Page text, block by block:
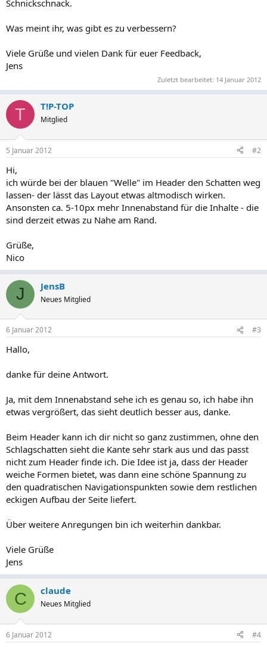
Schnickschnack.
Was meint ihr, was gibt es zu verbessern?
Viele Grüße und vielen Dank für euer Feedback,
Jens
Zuletzt bearbeitet: 14 Januar 2012
T T!P-TOP
Mitglied
5 Januar 2012 #2
Hi,
ich würde bei der blauen "Welle" im Header den Schatten weg
lassen- der lässt das Layout etwas altmodisch wirken.
Ansonsten ca. 5-10px mehr Innenabstand für die Inhalte - die
sind derzeit etwas zu Nahe am Rand.
Grüße,
Nico
J JensB
Neues Mitglied
6 Januar 2012 #3
Hallo,
danke für deine Antwort.
Ja, mit dem Innenabstand sehe ich es genau so, ich habe ihn
etwas vergrößert, das sieht deutlich besser aus, danke.
Beim Header kann ich dir nicht so ganz zustimmen, ohne den
Schlagschatten sieht die Kante sehr stark aus und das passt
nicht zum Header finde ich. Die Idee ist ja, dass der Header
weiche Formen bietet, was dann eine schöne Spannung zu
den quadratischen Navigationspunkten sowie dem restlichen
eckigen Aufbau der Seite liefert.
Über weitere Anregungen bin ich weiterhin dankbar.
Viele Grüße
Jens
C claude
Neues Mitglied
6 Januar 2012 #4